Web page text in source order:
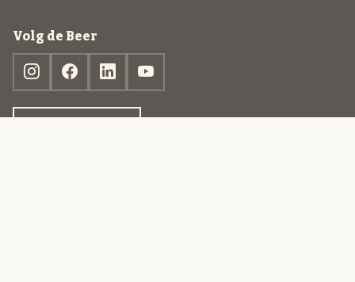
Volg de Beer